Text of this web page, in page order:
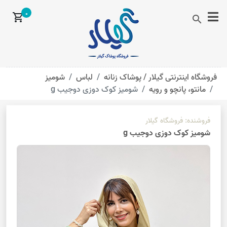
search
shopping_cart0
فروشگاه اینترنتی گیلار /پوشاک زنانه لباس
شومیز
مانتو، پانچو و رویه
شومیز کوک دوزی دوجیب g
فروشنده: فروشگاه گیلار
شومیز کوک دوزی دوجیب g